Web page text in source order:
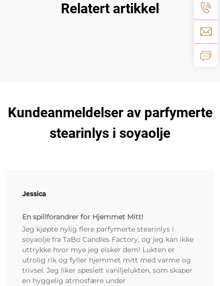
Relatert artikkel
Kundeanmeldelser av parfymerte
stearinlys i soyaolje
Jessica
En spillforandrer for Hjemmet Mitt!
Jeg kjøpte nylig flere parfymerte stearinlys i
soyaolje fra TaBo Candles Factory, og jeg kan ikke
uttrykke hvor mye jeg elsker dem! Lukten er
utrolig rik og fyller hjemmet mitt med varme og
trivsel. Jeg liker spesielt vaniljelukten, som skaper
en hyggelig atmosfære under